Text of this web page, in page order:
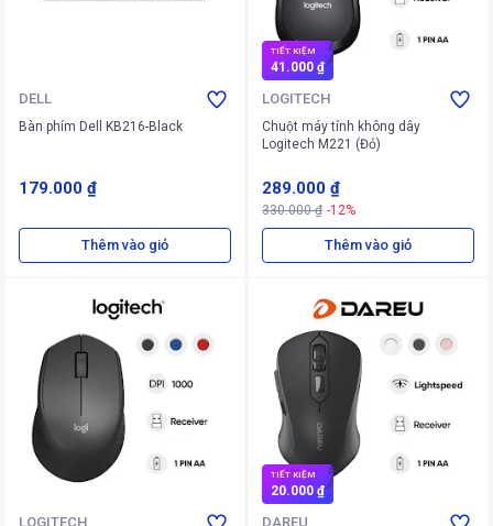
DELL
Bàn phím Dell KB216-Black
179.000 ₫
Thêm vào giỏ
TIẾT KIỆM
41.000 ₫
LOGITECH
Chuột máy tính không dây
Logitech M221 (Đỏ)
289.000 ₫
330.000 ₫ -12%
Thêm vào giỏ
LOGITECH
TIẾT KIỆM
20.000 ₫
DAREU